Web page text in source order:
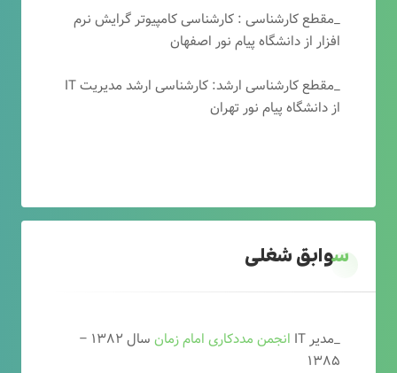
_مقطع کارشناسی : کارشناسی کامپیوتر گرایش نرم
افزار از دانشگاه پیام نور اصفهان
_مقطع کارشناسی ارشد: کارشناسی ارشد مدیریت IT
از دانشگاه پیام نور تهران
سوابق شغلی
_مدیر IT انجمن مددکاری امام زمان
سال ۱۳۸۲ –
۱۳۸۵